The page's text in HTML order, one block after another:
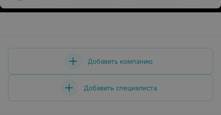
Добавить компанию
Добавить специалиста